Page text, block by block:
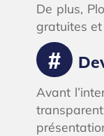
De plus,
gratuites
Avant